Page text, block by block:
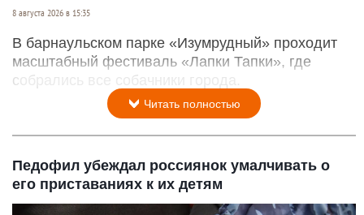
8 августа 2026 в 15:35
В барнаульском парке «Изумрудный» проходит
масштабный фестиваль «Лапки Тапки», где
собрались все собачники города.
Читать полностью
Педофил убеждал россиянок умалчивать о
его приставаниях к их детям